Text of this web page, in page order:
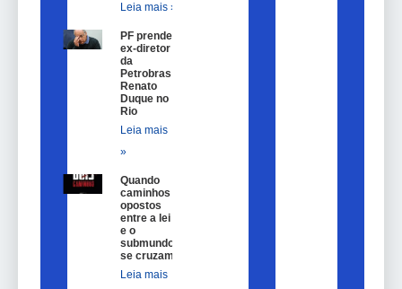
Leia mais »
PF prende
ex-diretor
da
Petrobras
Renato
Duque no
Rio
Leia mais
»
Quando
caminhos
opostos
entre a lei
e o
submundo
se cruzam
Leia mais